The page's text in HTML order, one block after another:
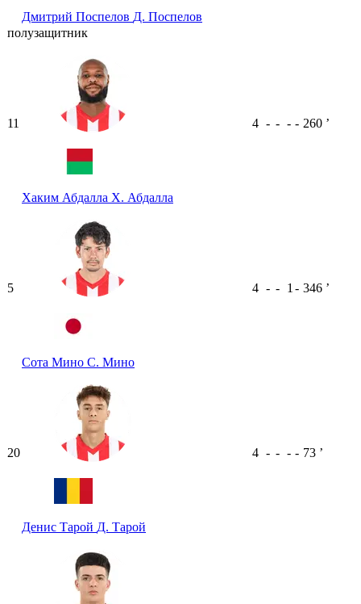
Дмитрий Поспелов Д. Поспелов
полузащитник
11
Хаким Абдалла Х. Абдалла
4 - - - - 260 ʼ
5
Сота Мино С. Мино
4 - - 1 - 346 ʼ
20
Денис Тарой Д. Тарой
4 - - - - 73 ʼ